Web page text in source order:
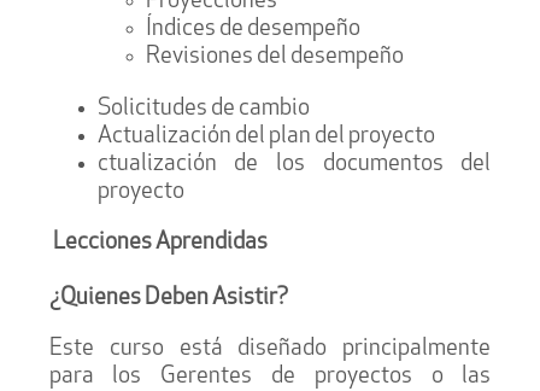
Índices de desempeño
Revisiones del desempeño
Solicitudes de cambio
Actualización del plan del proyecto
ctualización de los documentos del
proyecto
Lecciones Aprendidas
¿Quienes Deben Asistir?
Este curso está diseñado principalmente
para los Gerentes de proyectos o las